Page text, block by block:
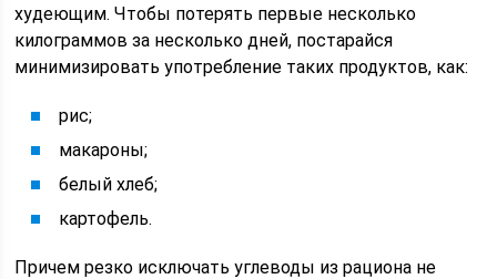
худеющим. Чтобы потерять первые несколько
килограммов за несколько дней, постарайся
минимизировать употребление таких продуктов, как:
рис;
макароны;
белый хлеб;
картофель.
Причем резко исключать углеводы из рациона не